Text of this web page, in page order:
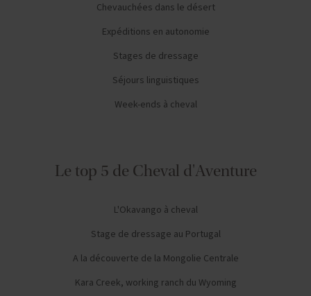
Chevauchées dans le désert
Expéditions en autonomie
Stages de dressage
Séjours linguistiques
Week-ends à cheval
Le top 5 de Cheval d'Aventure
L'Okavango à cheval
Stage de dressage au Portugal
A la découverte de la Mongolie Centrale
Kara Creek, working ranch du Wyoming